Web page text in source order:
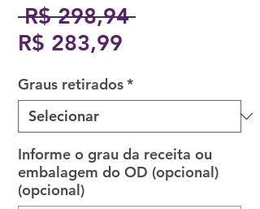
R$ 298,94 Preço
R$ 283,99
Graus retirados*
Informe o grau da receita ou
embalagem do OD (opcional)
(opcional)